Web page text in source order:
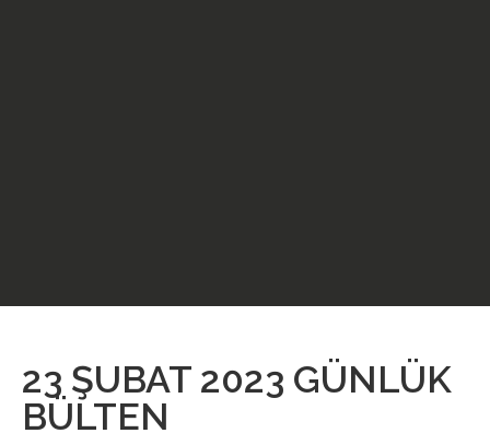
23 ŞUBAT 2023 GÜNLÜK
BÜLTEN